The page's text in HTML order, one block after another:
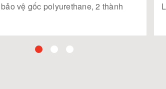
vệ gốc polyurethane, 2 thành